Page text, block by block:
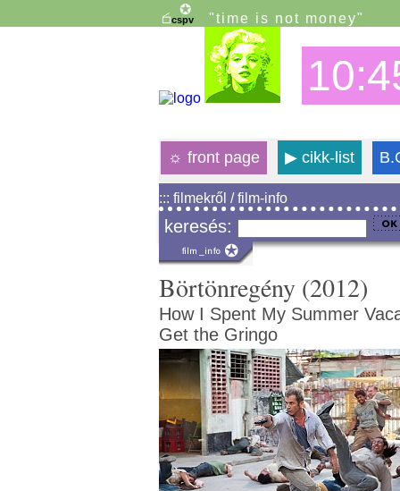
"time is not money"
☼ front page ▶cikk-list
::: filmekről / film-info
keresés:
Börtönregény (2012)
How I Spent My Summer
Get the Gringo